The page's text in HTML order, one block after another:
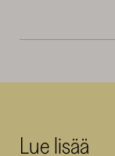
Lue lisää